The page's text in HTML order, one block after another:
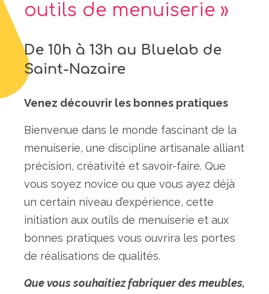
outils de menuiserie »
De 10h à 13h au Bluelab de
Saint-Nazaire
Venez découvrir les bonnes pratiques
Bienvenue dans le monde fascinant de la
menuiserie, une discipline artisanale alliant
précision, créativité et savoir-faire. Que
vous soyez novice ou que vous ayez déjà
un certain niveau d’expérience, cette
initiation aux outils de menuiserie et aux
bonnes pratiques vous ouvrira les portes
de réalisations de qualités.
Que vous souhaitiez fabriquer des meubles,